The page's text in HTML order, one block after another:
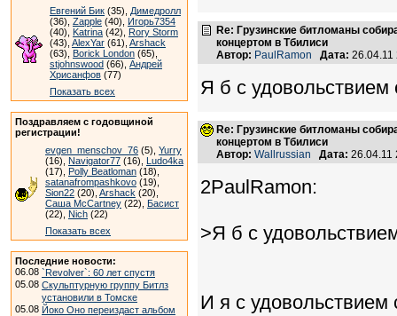
Евгений Бик (35), Димедролл
(36), Zapple (40), Игорь7354
(40), Katrina (42), Rory Storm
(43), AlexYar (61), Arshack
(63), Borick London (65),
stjohnswood (66), Андрей
Хрисанфов (77)
Показать всех
Поздравляем с годовщиной
регистрации!
evgen_menschov_76 (5), Yurry
(16), Navigator77 (16), Ludo4ka
(17), Polly Beatloman (18),
satanafrompashkovo (19),
Sion22 (20), Arshack (20),
Саша McCartney (22), Басист
(22), Nich (22)
Показать всех
Последние новости:
06.08 `Revolver`: 60 лет спустя
05.08 Скульптурную группу Битлз
установили в Томске
05.08 Йоко Оно переиздаст альбом
Re: Грузинские битломаны
концертом в Тбилиси
Автор: PaulRamon Дата:
Я б с
Re: Грузинские битломаны
концертом в Тбилиси
Автор: Wallrussian Дата:
2PaulRamon:
>Я б с
И я с удовольствием